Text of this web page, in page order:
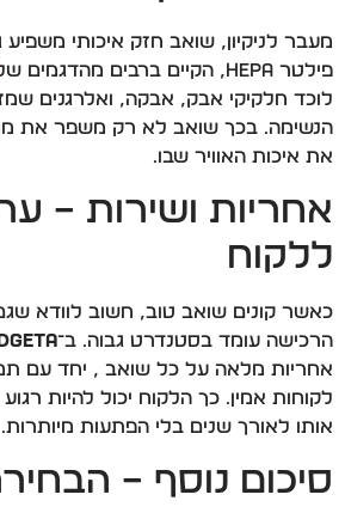
מעבר לניקיון, שואב חזק איכותי
פילטר HEPA, הקיים ברבים מהדגמים של
לוכד חלקיקי אבק, אבקה, ואלרגנים
הנשימה. בכך שואב לא רק משפר את
את איכות האוויר שבו.
אחריות ושירות –
ללקוח
כאשר קונים שואב טוב, חשוב לוודא
הרכישה עומד בסטנדרט גבוה. ב־
אחריות מלאה על כל שואב , יחד עם
לקוחות אמין. כך הלקוח יכול להיות
אותו לאורך שנים בלי הפתעות מיותרות.
סיכום נוסף –